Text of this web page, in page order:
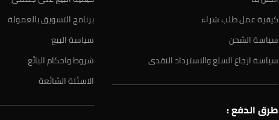
كيفية عمل طلب شراء
سياسة الشحن
سياسة ارجاع السلع والاسترداد النقدى
طرق الدفع :
برنامج التسويق بالعمولة
سياسة البيع
شروط واحكام البائع
الاسئلة الشائعة